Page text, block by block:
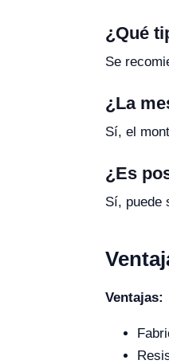
¿Qué
Se
¿La
Sí, el
¿Es
Sí, puede
Ventajas: